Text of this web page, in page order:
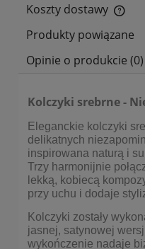
Koszty dostawy
Cena nie zawiera
Produkty powiązane
Opinie o produkcie (0)
Kolczyki srebrne -
Eleganckie kolczyki
delikatnych
inspirowana naturą i
Trzy harmonijnie
lekką, kobiecą
przy uchu i dodaje
Kolczyki zostały
jasnej, satynowej
wykończenie nadaje